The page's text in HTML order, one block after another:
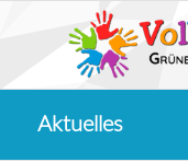
Aktuelles